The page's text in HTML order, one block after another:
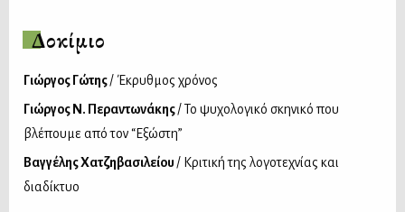
Δοκίμιο
Γιώργος Γώτης/ Έκρυθμος χρόνος
Γιώργος Ν. Περαντωνάκης/ Το ψυχολογικό σκηνικό που
βλέπουμε από τον “Εξώστη”
Βαγγέλης Χατζηβασιλείου / Κριτική της λογοτεχνίας και
διαδίκτυο